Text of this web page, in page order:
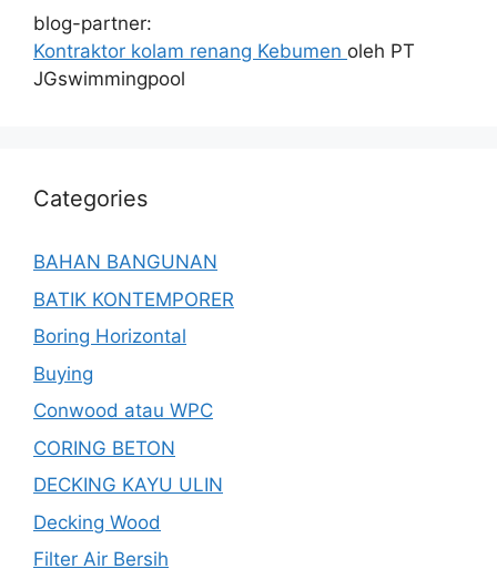
blog-partner:
Kontraktor kolam renang Kebumen oleh PT
JGswimmingpool
Categories
BAHAN BANGUNAN
BATIK KONTEMPORER
Boring Horizontal
Buying
Conwood atau WPC
CORING BETON
DECKING KAYU ULIN
Decking Wood
Filter Air Bersih